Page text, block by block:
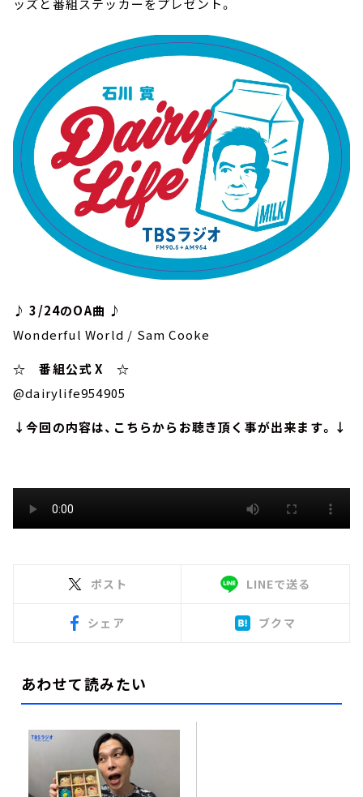
♪ 3/24のOA曲 ♪
Wonderful World / Sam Cooke
☆ 番組公式 X ☆
@dairylife954905
↓今回の内容は、こちらからお聴き頂く事が出来ます。↓
ポスト LINEで送る
シェア ブクマ
あわせて読みたい